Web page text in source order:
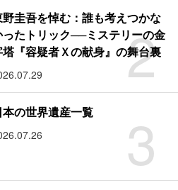
2
野圭吾を悼む：誰も考えつかな
ったトリック──ミステリーの金
塔『容疑者Ｘの献身』の舞台裏
3
本の世界遺産一覧